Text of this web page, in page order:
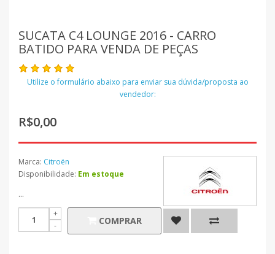
SUCATA C4 LOUNGE 2016 - CARRO
BATIDO PARA VENDA DE PEÇAS
Utilize o formulário abaixo para enviar sua dúvida/proposta ao
vendedor:
R$0,00
Marca: Citroën
Disponibilidade: Em estoque
...
COMPRAR